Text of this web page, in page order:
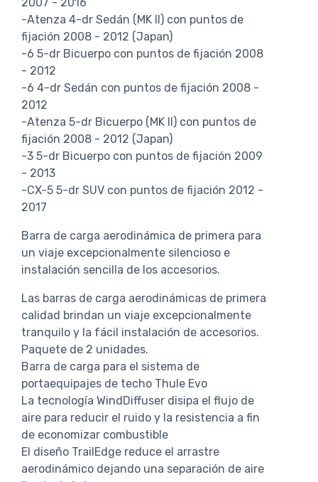
-Atenza 4-dr Sedán (MK II) con puntos de
fijación 2008 - 2012 (Japan)
-6 5-dr Bicuerpo con puntos de fijación 2008
- 2012
-6 4-dr Sedán con puntos de fijación 2008 -
2012
-Atenza 5-dr Bicuerpo (MK II) con puntos de
fijación 2008 - 2012 (Japan)
-3 5-dr Bicuerpo con puntos de fijación 2009
- 2013
-CX-5 5-dr SUV con puntos de fijación 2012 -
2017
Barra de carga aerodinámica de primera para
un viaje excepcionalmente silencioso e
instalación sencilla de los accesorios.
Las barras de carga aerodinámicas de primera
calidad brindan un viaje excepcionalmente
tranquilo y la fácil instalación de accesorios.
Paquete de 2 unidades.
Barra de carga para el sistema de
portaequipajes de techo Thule Evo
La tecnología WindDiffuser disipa el flujo de
aire para reducir el ruido y la resistencia a fin
de economizar combustible
El diseño TrailEdge reduce el arrastre
aerodinámico dejando una separación de aire